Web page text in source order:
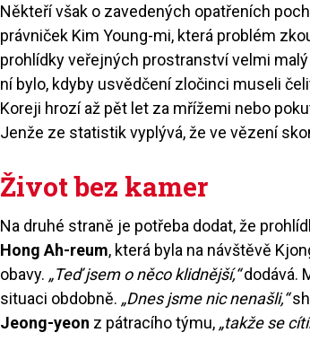
Někteří však o zavedených opatřeních
právniček Kim Young-mi, která problém
prohlídky veřejných prostranství velmi
ní bylo, kdyby usvědčení zločinci museli
Koreji hrozí až pět let za mřížemi nebo
Jenže ze statistik vyplývá, že ve vězení
Život bez kamer
Na druhé straně je potřeba dodat, že
Hong Ah-reum, která byla na návštěvě
obavy. „Teď jsem o něco klidnější,“dodává.
situaci obdobně. „Dnes jsme nic nenašli,“
Jeong-yeon z pátracího týmu, „takže se